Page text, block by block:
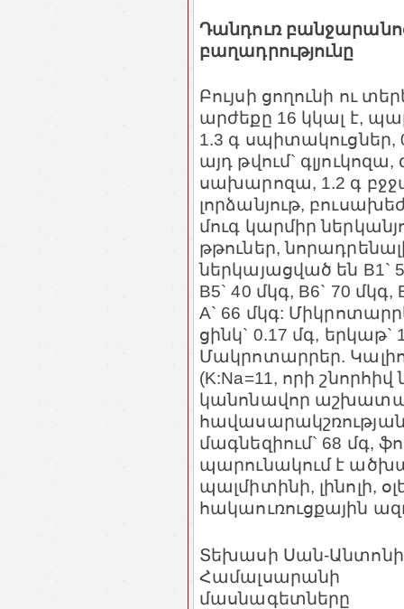
Դանդուռ
բաղադրությունը
Բույսի ցողունի ու
արժեքը 16 կկալ է,
1.3 գ
այդ թվում`
սախարոզա, 1.2 գ
լորձանյութ,
մուգ կարմիր
թթուներ,
ներկայացված են B1`
B5` 40 մկգ, B6` 70
A` 66 մկգ:
ցինկ` 0.17 մգ, երկաթ`
Մակրոտարրեր.
(K:Na=11, որի
կանոնավոր
մագնեզիում` 68 մգ,
պարունակում է
պալմիտինի, լինոլի,
հակաուռուցքային
Տեխասի Սան-
Համալսարանի
մասնագետները